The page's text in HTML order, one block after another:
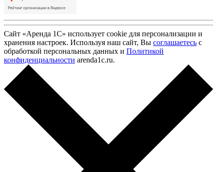
Сайт «Аренда 1С» использует cookie для персонализации и
хранения настроек. Используя наш сайт, Вы соглашаетесь с
обработкой персональных данных и Политикой
конфиденциальности arenda1c.ru.